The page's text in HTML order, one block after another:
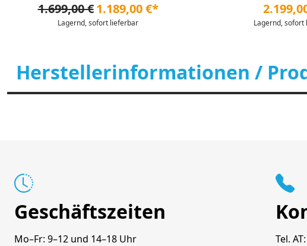
1.699,00 € 1.189,00 €*
Lagernd, sofort lieferbar Lagernd,
Herstellerinformationen /
Geschäftszeiten
Mo–Fr: 9–12 und 14–18 Uhr
Tel. AT: